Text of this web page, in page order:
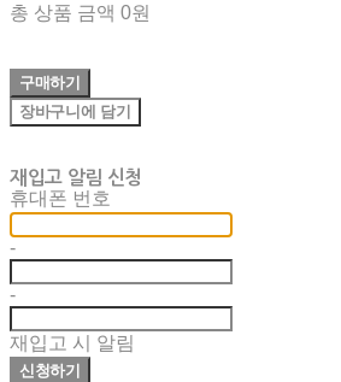
총 상품 금액 0원
구매하기
장바구니에 담기
재입고 알림 신청
휴대폰 번호
-
-
재입고 시 알림
신청하기